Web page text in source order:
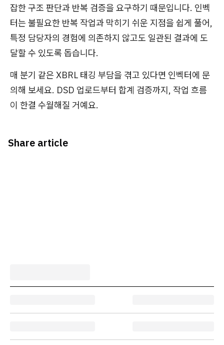
잡한 구조 판단과 반복 검증을 요구하기 때문입니다. 인벡
터는 불필요한 반복 작업과 막히기 쉬운 지점을 쉽게 풀어,
특정 담당자의 경험에 의존하지 않고도 일관된 결과에 도
달할 수 있도록 돕습니다.
매 분기 같은 XBRL 태깅 부담을 겪고 있다면 인벡터에 문
의해 보세요. DSD 업로드부터 합계 검증까지, 작업 흐름
이 한결 수월해질 거예요.
Share article